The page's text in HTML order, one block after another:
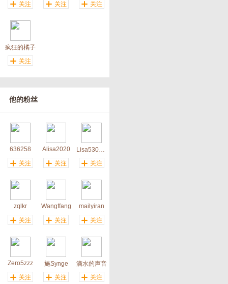
关注
关注
关注
疯狂的橘子
关注
他的粉丝
636258
关注
Alisa2020
关注
Lisa5307918_微信
关注
zqlkr
关注
Wangffang
关注
mailyiran
关注
Zero5zzz
关注
施Synge
关注
滴水的声音
关注